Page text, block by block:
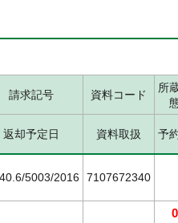
請求記号 資料コード
所
返却予定日 資料取扱 予
5003/2016 7107672340
0